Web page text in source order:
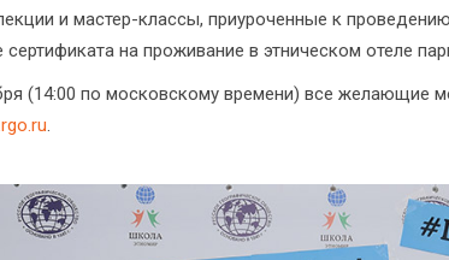
и мастер-классы, приуроченные к
на проживание в этническом отеле
(14:00 по московскому времени) все желающие
.